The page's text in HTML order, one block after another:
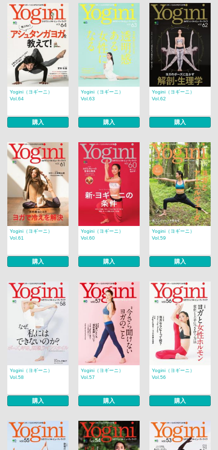
Yogini（ヨギーニ）
Vol.64
購入
Yogini（ヨギーニ）
Vol.63
購入
Yogini（ヨギーニ）
Vol.62
購入
Yogini（ヨギーニ）
Vol.61
購入
Yogini（ヨギーニ）
Vol.60
購入
Yogini（ヨギーニ）
Vol.59
購入
Yogini（ヨギーニ）
Vol.58
購入
Yogini（ヨギーニ）
Vol.57
購入
Yogini（ヨギーニ）
Vol.56
購入